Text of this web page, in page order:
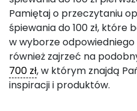
Pamiętaj o przeczytaniu
śpiewania do 100 zł,
w wyborze
również zajrzeć na
700 zł, w którym znajdą
inspiracji i produktów.